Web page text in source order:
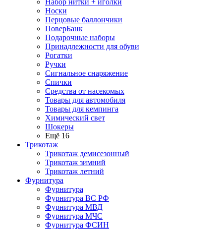
Набор нитки + иголки
Носки
Перцовые баллончики
ПоверБанк
Подарочные наборы
Принадлежности для обуви
Рогатки
Ручки
Сигнальное снаряжение
Спички
Средства от насекомых
Товары для автомобиля
Товары для кемпинга
Химический свет
Шокеры
Ещё 16
Трикотаж
Трикотаж демисезонный
Трикотаж зимний
Трикотаж летний
Фурнитура
Фурнитура
Фурнитура ВС РФ
Фурнитура МВД
Фурнитура МЧС
Фурнитура ФСИН